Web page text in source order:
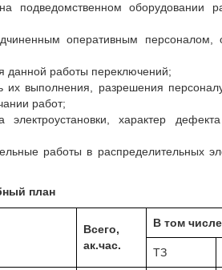
подведомственном оборудовании
оперативным персоналом,
данной работы переключений;
выполнения, разрешения
работ;
электроустановки, характер
работы в распределительных
план
Всего,
ак.час.
В том числе
ТЗ